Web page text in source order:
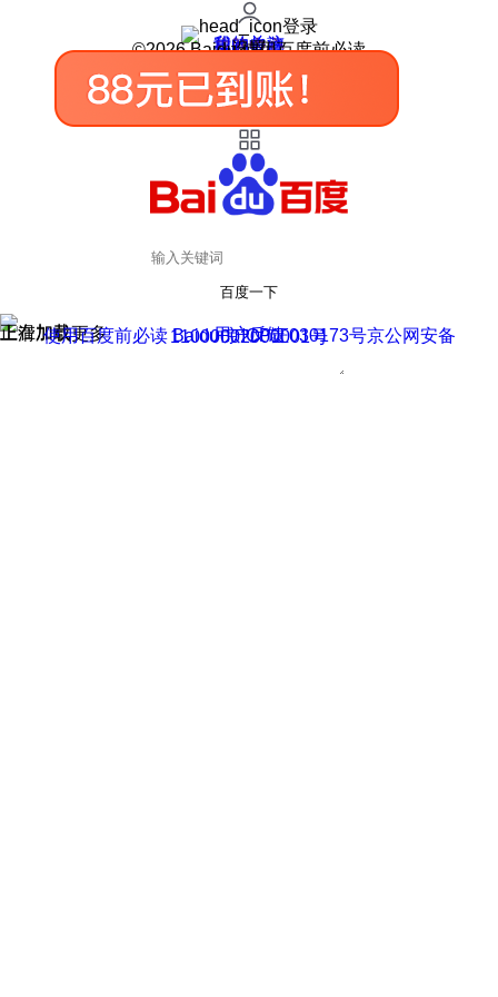
登录
我的关注
我的收藏
皮肤中心
用户反馈
设置
©2026 Baidu 使用百度前必读
百度一下
正在加载
上滑加载更多 用户反馈
使用百度前必读 Baidu 京ICP证030173号
京公网安备11000002000001号